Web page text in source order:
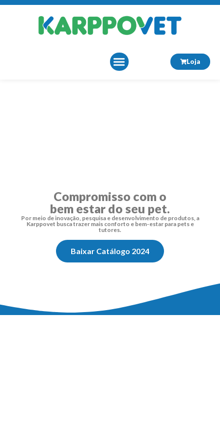
Loja
Compromisso com o
bem estar do seu pet.
Por meio de inovação, pesquisa e desenvolvimento de produtos, a
Karppovet busca trazer mais conforto e bem-estar para pets e
tutores.
Baixar Catálogo 2024